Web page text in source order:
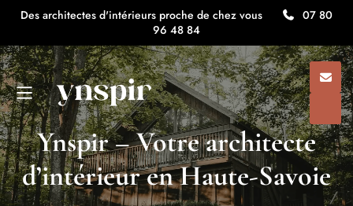
Des architectes d'intérieurs proche de chez vous
07 80
96 48 84
Ynspir – Votre architecte
d’intérieur en Haute-Savoie